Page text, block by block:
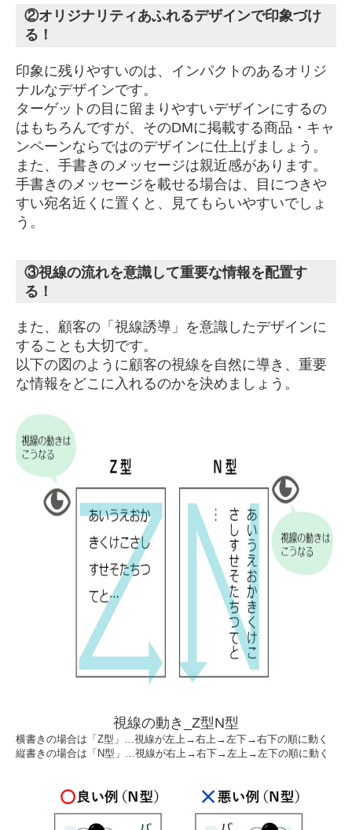
②オリジナリティあふれるデザインで印象づけ
る！
印象に残りやすいのは、インパクトのあるオリジ
ナルなデザインです。
ターゲットの目に留まりやすいデザインにするの
はもちろんですが、そのDMに掲載する商品・キャ
ンペーンならではのデザインに仕上げましょう。
また、手書きのメッセージは親近感があります。
手書きのメッセージを載せる場合は、目につきや
すい宛名近くに置くと、見てもらいやすいでしょ
う。
③視線の流れを意識して重要な情報を配置す
る！
また、顧客の「視線誘導」を意識したデザインに
することも大切です。
以下の図のように顧客の視線を自然に導き、重要
な情報をどこに入れるのかを決めましょう。
視線の動き_Z型N型
横書きの場合は「Z型」…視線が左上→右上→左下→右下の順に動く
縦書きの場合は「N型」…視線が右上→右下→左上→左下の順に動く